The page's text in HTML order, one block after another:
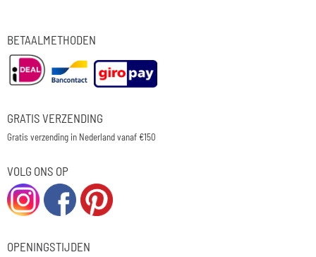
BETAALMETHODEN
GRATIS VERZENDING
Gratis verzending in Nederland vanaf €150
VOLG ONS OP
OPENINGSTIJDEN